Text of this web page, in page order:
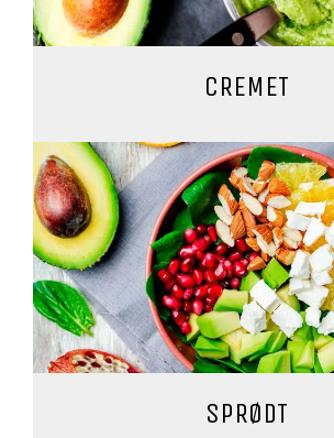
CREMET
SPRØDT